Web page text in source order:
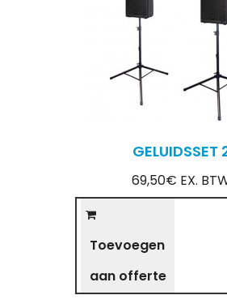
GELUIDSSET
69,50€ EX.
Toevoegen
aan offerte